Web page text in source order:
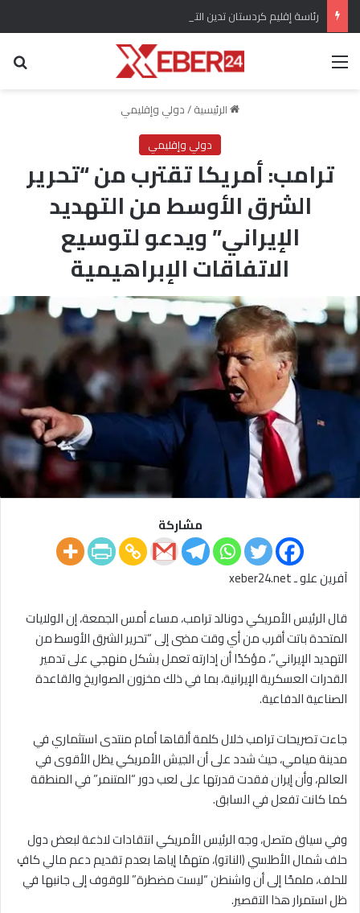
رئاسة إقليم كردستان تدين التفجير الارهابي في بلدة جرمانا بسوريا
القائمة
الرئيسية/دولي وإقليمي
دولي وإقليمي
ترامب: أمريكا تقترب من “تحرير
الشرق الأوسط من التهديد
الإيراني” ويدعو لتوسيع
الاتفاقات الإبراهيمية
مشاركة
آفرين علو ـ xeber24.net
قال الرئيس الأمريكي دونالد ترامب، مساء أمس الجمعة، إن الولايات
المتحدة باتت أقرب من أي وقت مضى إلى “تحرير الشرق الأوسط من
التهديد الإيراني”، مؤكدًا أن إدارته تعمل بشكل منهجي على تدمير
القدرات العسكرية الإيرانية، بما في ذلك مخزون الصواريخ والقاعدة
الصناعية الدفاعية.
جاءت تصريحات ترامب خلال كلمة ألقاها أمام منتدى استثماري في
مدينة ميامي، حيث شدد على أن الجيش الأمريكي يظل الأقوى في
العالم، وأن إيران فقدت قدرتها على لعب دور “المتنمر” في المنطقة
كما كانت تفعل في السابق.
وفي سياق متصل، وجه الرئيس الأمريكي انتقادات لاذعة لبعض دول
حلف شمال الأطلسي (الناتو)، متهمًا إياها بعدم تقديم دعم مالي كافٍ
للحلف، ملمحًا إلى أن واشنطن “ليست مضطرة” للوقوف إلى جانبها في
ظل استمرار هذا التقصير.